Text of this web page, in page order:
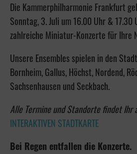
Die Kammerphilharmonie Frankfurt
Sonntag, 3. Juli um 16.00 Uhr &
zahlreiche Miniatur-Konzerte für Ihre
Unsere Ensembles spielen in den
Bornheim, Gallus, Höchst, Nordend,
Sachsenhausen und Seckbach.
Alle Termine und Standorte findet Ihr
INTERAKTIVEN STADTKARTE
Bei Regen entfallen die Konzerte.